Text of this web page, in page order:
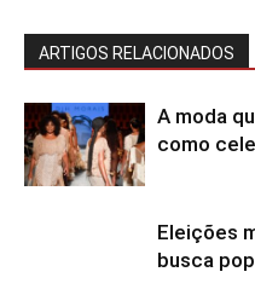
ARTIGOS RELACIONADOS
A moda
como
Eleições
busca